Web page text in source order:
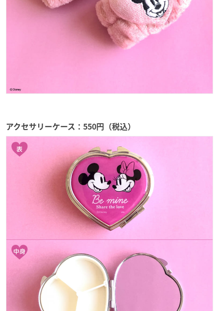
アクセサリーケース：550円（税込）